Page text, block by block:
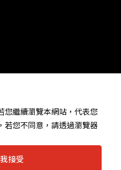
繼續瀏覽本網站，代表您
若您不同意，請透過瀏覽器
我接受